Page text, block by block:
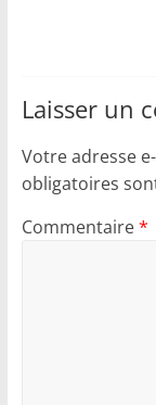
Laisser un
Votre adresse
obligatoires
Commentaire*